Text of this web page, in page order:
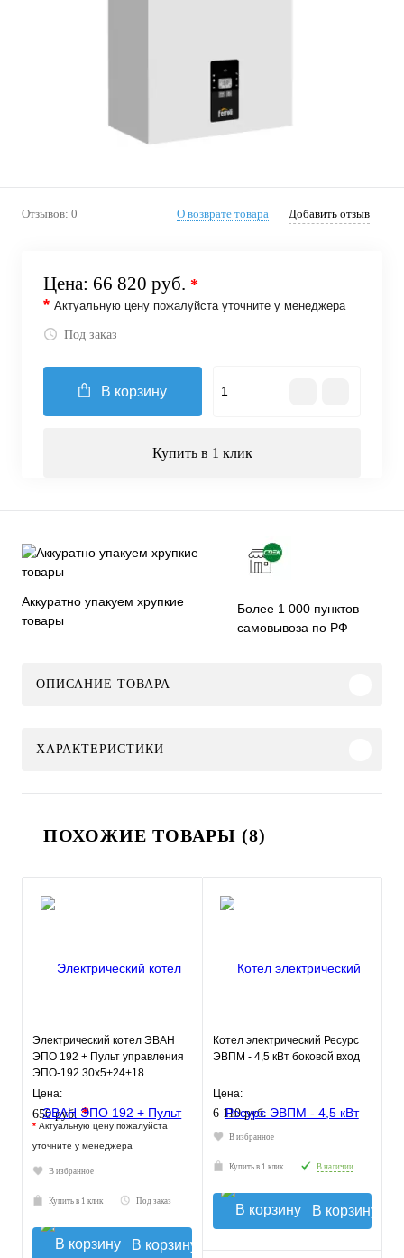
Отзывов: 0 О возврате товара Добавить отзыв
Цена: 66 820 руб. *
* Актуальную цену пожалуйста уточните у менеджера
Под заказ
В корзину
Купить в 1 клик
Аккуратно упакуем хрупкие
товары
Более 1 000 пунктов
самовывоза по РФ
ОПИСАНИЕ ТОВАРА
ХАРАКТЕРИСТИКИ
ПОХОЖИЕ ТОВАРЫ (8)
Электрический котел ЭВАН
ЭПО 192 + Пульт управления
ЭПО-192 30х5+24+18
Цена:
650 руб. *
* Актуальную цену пожалуйста
уточните у менеджера
В избранное
Купить в 1 клик Под заказ
В корзину
Котел электрический Ресурс
ЭВПМ - 4,5 кВт боковой вход
Цена:
6 110 руб.
В избранное
Купить в 1 клик В наличии
В корзину